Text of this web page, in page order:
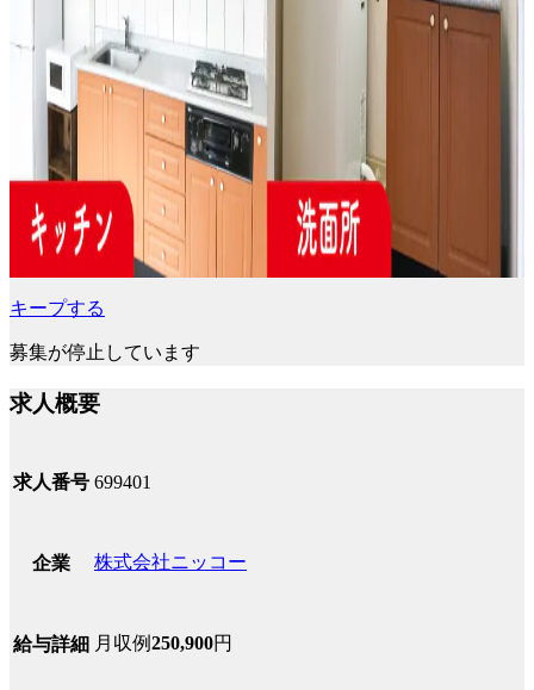
キープする
募集が停止しています
求人概要
求人番号 699401
企業 株式会社ニッコー
給与詳細 月収例250,900円